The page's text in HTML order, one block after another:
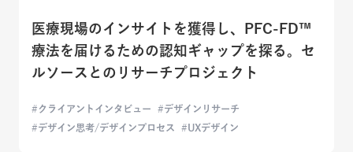
医療現場のインサイトを獲得し、PFC-FD™
療法を届けるための認知ギャップを探る。セ
ルソースとのリサーチプロジェクト
クライアントインタビュー
デザインリサーチ
デザイン思考/デザインプロセス
UXデザイン